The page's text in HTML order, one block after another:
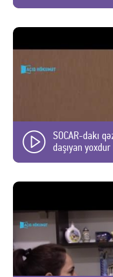
SOCAR-dakı
daşıyan yoxdur